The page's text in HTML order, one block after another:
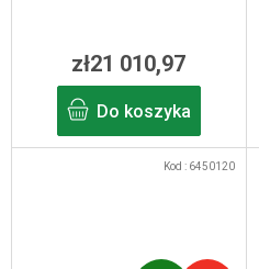
zł21 010,97
Do koszyka
Kod : 6450120